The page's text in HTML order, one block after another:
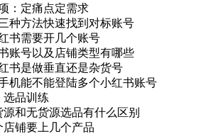
：定痛点定需求
种方法快速找到对标账号
书需要开几个账号
账号以及店铺类型有哪些
书是做垂直还是杂货号
机能不能登陆多个小红书账号
选品训练
和无货源选品有什么区别
店铺要上几个产品